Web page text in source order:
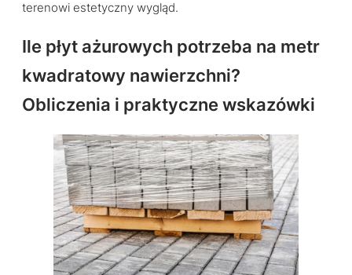
terenowi estetyczny wygląd.
Ile płyt ażurowych potrzeba na metr
kwadratowy nawierzchni?
Obliczenia i praktyczne wskazówki